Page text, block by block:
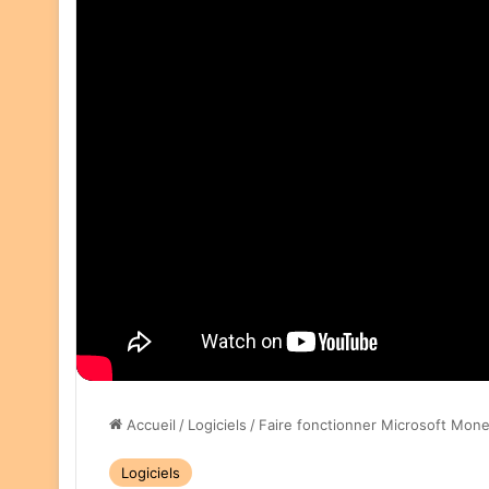
Accueil / Logiciels / Faire fonctionner Microsoft
Logiciels